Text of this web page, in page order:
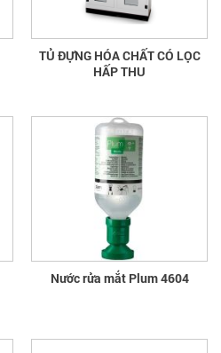
TỦ ĐỰNG HÓA CHẤT CÓ LỌC
HẤP THU
Nước rửa mắt Plum 4604